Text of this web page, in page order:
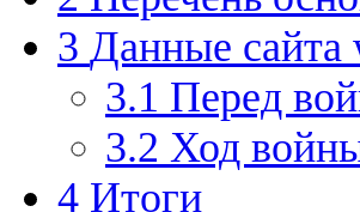
3 Данные сайта
3.1 Перед
3.2 Ход
4 Итоги